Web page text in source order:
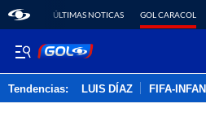
ÚLTIMAS NOTICAS GOL CARACOL
Tendencias: LUIS DÍAZ FIFA-